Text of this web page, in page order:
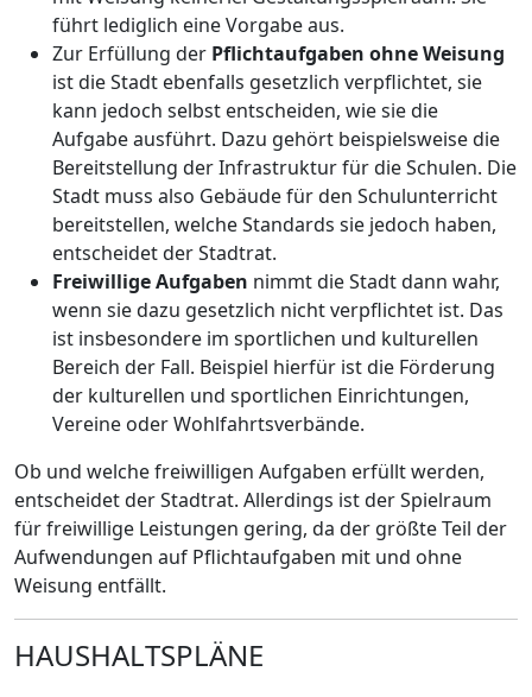
führt lediglich eine Vorgabe aus.
Zur Erfüllung der Pflichtaufgaben ohne Weisung
ist die Stadt ebenfalls gesetzlich verpflichtet, sie
kann jedoch selbst entscheiden, wie sie die
Aufgabe ausführt. Dazu gehört beispielsweise die
Bereitstellung der Infrastruktur für die Schulen. Die
Stadt muss also Gebäude für den Schulunterricht
bereitstellen, welche Standards sie jedoch haben,
entscheidet der Stadtrat.
Freiwillige Aufgaben nimmt die Stadt dann wahr,
wenn sie dazu gesetzlich nicht verpflichtet ist. Das
ist insbesondere im sportlichen und kulturellen
Bereich der Fall. Beispiel hierfür ist die Förderung
der kulturellen und sportlichen Einrichtungen,
Vereine oder Wohlfahrtsverbände.
Ob und welche freiwilligen Aufgaben erfüllt werden,
entscheidet der Stadtrat. Allerdings ist der Spielraum
für freiwillige Leistungen gering, da der größte Teil der
Aufwendungen auf Pflichtaufgaben mit und ohne
Weisung entfällt.
HAUSHALTSPLÄNE